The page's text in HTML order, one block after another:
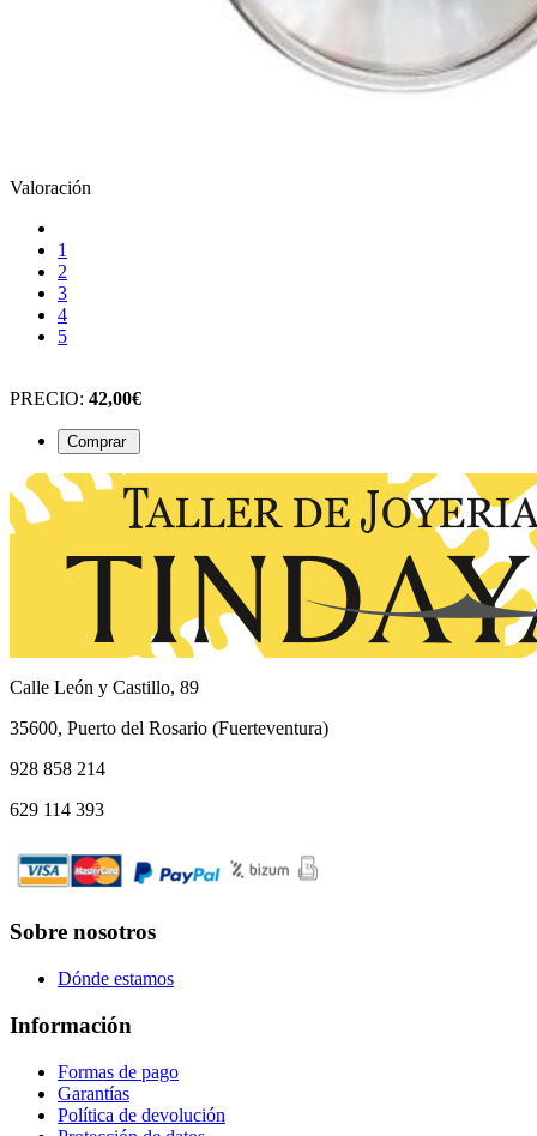
Valoración
1
2
3
4
5
PRECIO: 42,00€
Calle León y Castillo, 89
35600, Puerto del Rosario (Fuerteventura)
928 858 214
629 114 393
Sobre nosotros
Dónde estamos
Información
Formas de pago
Garantías
Política de devolución